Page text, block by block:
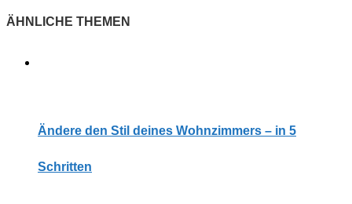
Ändere den Stil deines Wohnzimmers – in 5
Schritten